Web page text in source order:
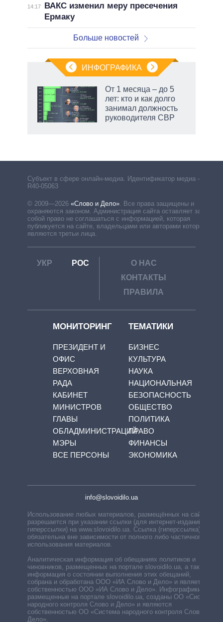
14:17
ВАКС изменил меру пресечения
Ермаку
Больше новостей
ИНФОГРАФИКА
От 1 месяца – до 5
лет: кто и как долго
занимал должность
руководителя СВР
Субъект в сфере онлайн-медиа. Идентификатор медиа –
R40-05063
© 2009—2026 «Слово и Дело» Все права защищены и
охраняются законом. Администрация сайта оставляет за
собой право не соглашаться с информацией, которая
публикуется на сайте, владельцами или авторами которой
являются третьи лица.
УКР РОС
О НАС
КОНТАКТЫ
ПРАВИЛА
МОНИТОРИНГ
ПРЕЗИДЕНТ И
ОФИС
ВЕРХОВНАЯ
РАДА
КАБИНЕТ
МИНИСТРОВ
ГЛАВЫ
ОБЛАДМИНИСТРАЦИЙ
МЭРЫ
ВСЕ ПЕРСОНЫ
ТЕМАТИКИ
БИЗНЕС
КУЛЬТУРА
НАУКА
НАЦИОНАЛЬНАЯ
БЕЗОПАСНОСТЬ
ОБЩЕСТВО
ПОЛИТИКА
ПРАВО
ФИНАНСЫ
ЭКОНОМИКА
info@slovoidilo.ua
Использование любых материалов, размещённых на сайте,
разрешается при указании ссылки (для интернет-изданий —
гиперссылки) на www.slovoidilo.ua. Ссылка (гиперссылка)
обязательна вне зависимости от полного либо частичного
использования материалов.
Аналитическая информация об обещаниях политиков и
чиновников, размещенных на портале slovoidilo.ua, а также
информация о состоянии выполнения этих обещаний,
собрана и обработана ООО «ИА Слово и Дело» и является
собственностью ООО «ИА Слово и Дело». Инфографики,
размещенные на портале slovoidilo.ua, созданы ОО «Система
народного контроля Слово и Дело» и являются
собственностью ОО «Система народного контроля Слово и
Дело».